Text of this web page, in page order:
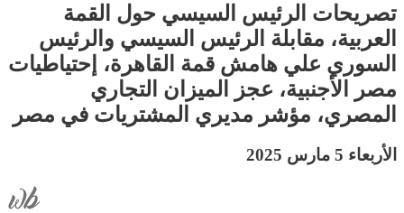
تصريحات الرئيس السيسي حول القمة
العربية، مقابلة الرئيس السيسي والرئيس
السوري علي هامش قمة القاهرة، إحتياطيات
مصر الأجنبية، عجز الميزان التجاري
المصري، مؤشر مديري المشتريات في مصر
الأربعاء 5 مارس 2025